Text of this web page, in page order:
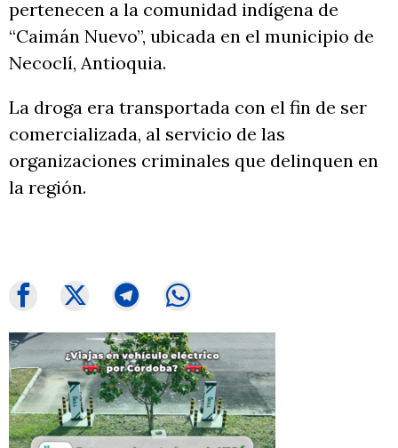
pertenecen a la comunidad indígena de
“Caimán Nuevo”, ubicada en el municipio de
Necoclí, Antioquia.
La droga era transportada con el fin de ser
comercializada, al servicio de las
organizaciones criminales que delinquen en
la región.